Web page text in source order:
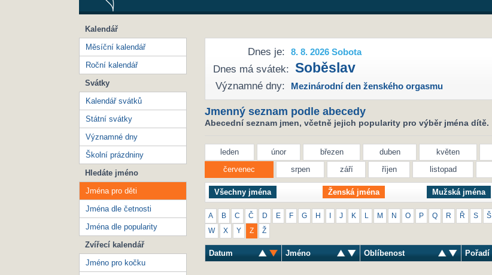
Dnes je: 8. 8. 2026 Sobota
Dnes má svátek: Soběslav
Významné dny: Mezinárodní den ženského orgasmu
Jmenný seznam podle abecedy
Abecední seznam jmen, včetně jejich popularity pro výběr jména dítě.
leden únor březen duben květen
červenec
srpen září říjen listopad
Všechny jména Ženská jména Mužská jména
A B C Č D E F G H J K M N O P Q R Ř S Š
W X Y Z Ž
Datum Jméno Oblíbenost Pořadí
Kalendář
Měsíční kalendář
Roční kalendář
Svátky
Kalendář svátků
Státní svátky
Významné dny
Školní prázdniny
Hledáte jméno
Jména pro děti
Jména dle četnosti
Jména dle popularity
Zvířecí kalendář
Jméno pro kočku